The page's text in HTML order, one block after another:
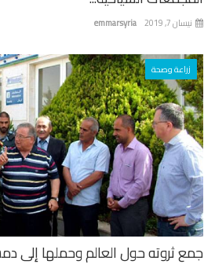
emmarsyria 7, 2019
زراعة وصحة
ثروته حول العالم وحملها إلى دمشق